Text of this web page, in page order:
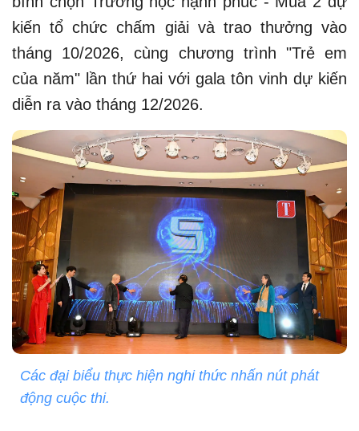
kiến tổ chức chấm giải và trao thưởng vào
tháng 10/2026, cùng chương trình "Trẻ em
của năm" lần thứ hai với gala tôn vinh dự kiến
diễn ra vào tháng 12/2026.
Các đại biểu thực hiện nghi thức nhấn nút phát
động cuộc thi.